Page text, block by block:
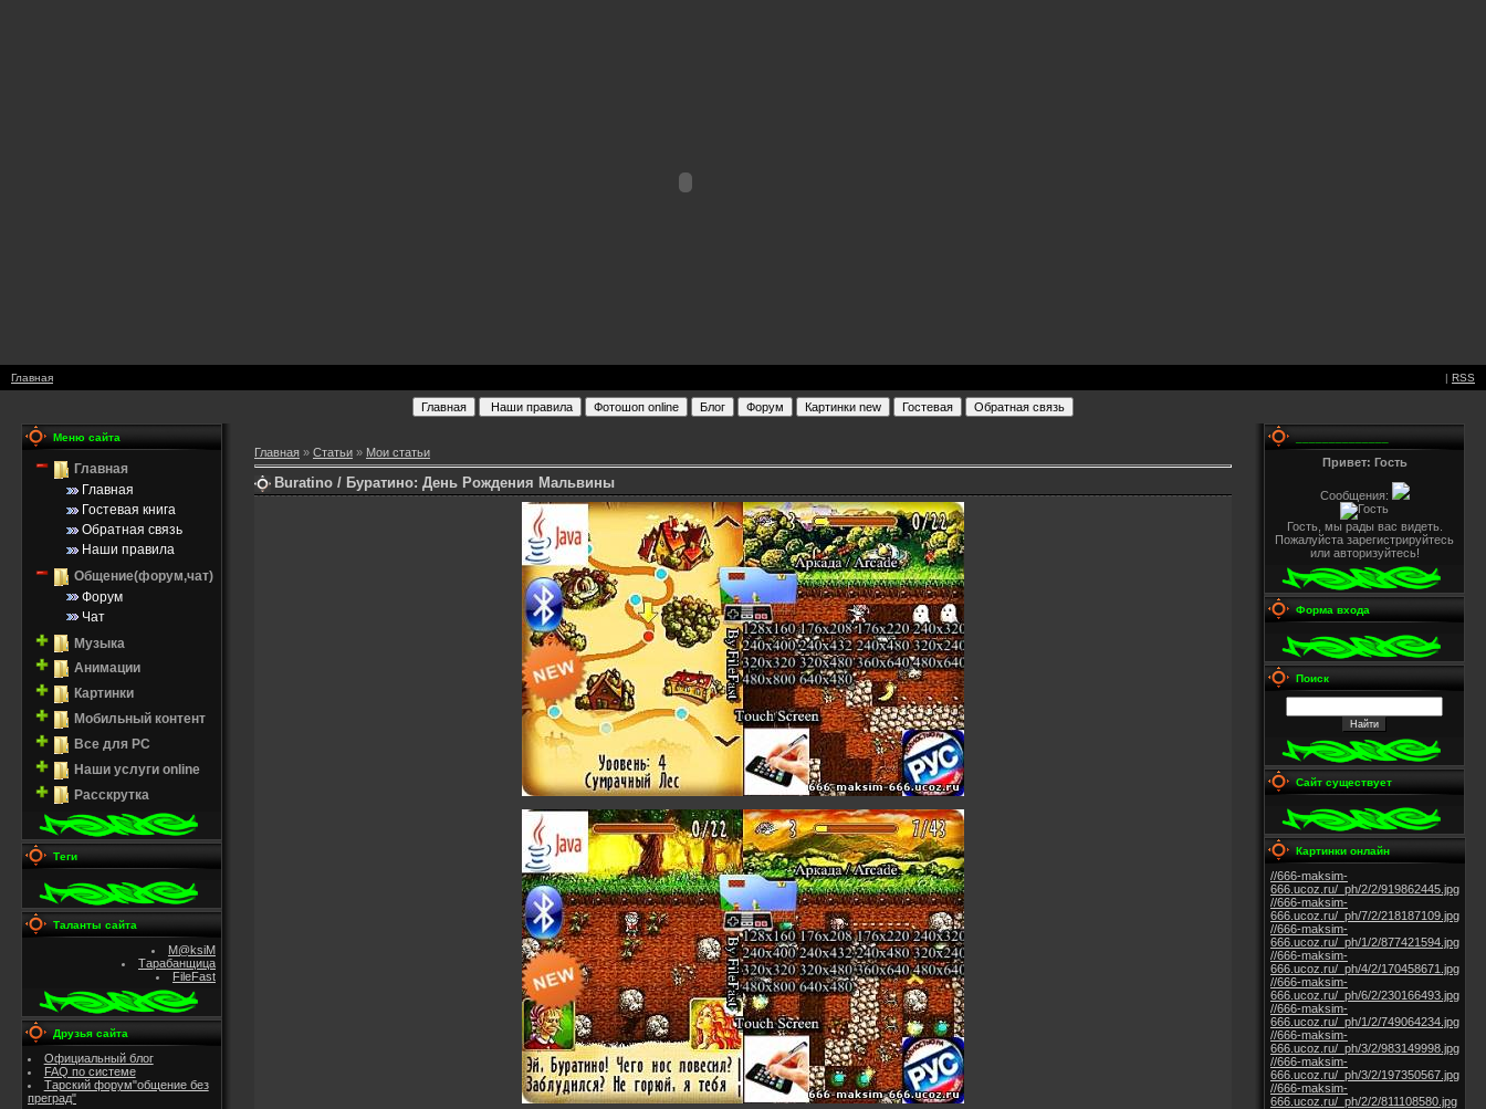
Главная | RSS
Меню сайта
Главная
Главная
Гостевая книга
Обратная связь
Наши правила
Общение(форум,чат)
Форум
Чат
Музыка
Анимации
Картинки
Мобильный контент
Все для PC
Наши услуги online
Расскрутка
Теги
Таланты сайта
M@ksiM
Тарабанщица
FileFast
Друзья сайта
Официальный блог
FAQ по системе
Тарский форум"общение без
преград"
Главная » Статьи » Мои статьи
Buratino / Буратино: День Рождения Мальвины
Привет: Гость
Сообщения:
Гость, мы рады вас видеть.
Пожалуйста зарегистрируйтесь
или авторизуйтесь!
Форма входа
Поиск
Сайт существует
Картинки онлайн
//666-maksim-
666.ucoz.ru/_ph/2/2/919862445.jpg
//666-maksim-
666.ucoz.ru/_ph/7/2/218187109.jpg
//666-maksim-
666.ucoz.ru/_ph/1/2/877421594.jpg
//666-maksim-
666.ucoz.ru/_ph/4/2/170458671.jpg
//666-maksim-
666.ucoz.ru/_ph/6/2/230166493.jpg
//666-maksim-
666.ucoz.ru/_ph/1/2/749064234.jpg
//666-maksim-
666.ucoz.ru/_ph/3/2/983149998.jpg
//666-maksim-
666.ucoz.ru/_ph/3/2/197350567.jpg
//666-maksim-
666.ucoz.ru/_ph/2/2/811108580.jpg